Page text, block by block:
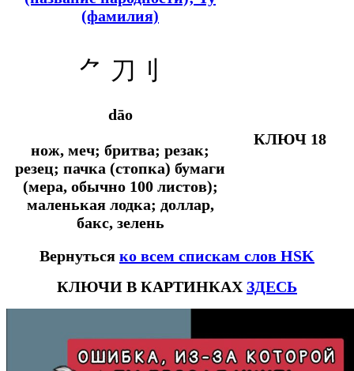
(фамилия)
⺈ 刀刂
dāo
нож, меч; бритва; резак;
резец; пачка (стопка) бумаги
(мера, обычно 100 листов);
маленькая лодка; доллар,
бакс, зелень
КЛЮЧ 18
Вернуться ко всем спискам слов HSK
КЛЮЧИ В КАРТИНКАХ ЗДЕСЬ